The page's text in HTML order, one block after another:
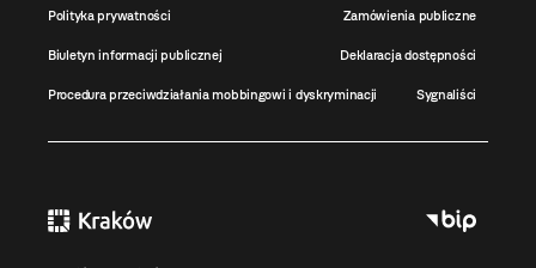
Polityka prywatności Zamówienia publiczne
Biuletyn informacji publicznej Deklaracja dostępności
Procedura przeciwdziałania mobbingowi i dyskryminacji Sygnaliści